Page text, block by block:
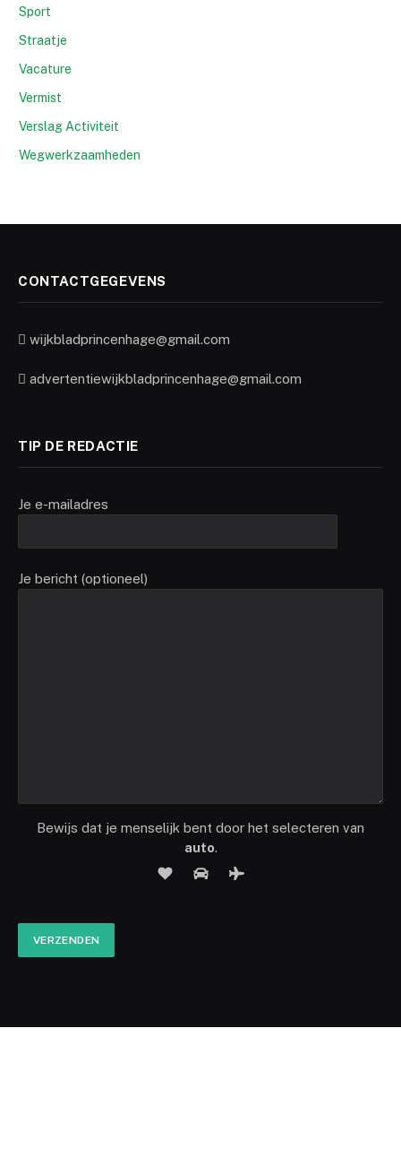
Sport
Straatje
Vacature
Vermist
Verslag Activiteit
Wegwerkzaamheden
CONTACTGEGEVENS
wijkbladprincenhage@gmail.com
advertentiewijkbladprincenhage@gmail.com
TIP DE REDACTIE
Je e-mailadres
Je bericht (optioneel)
Bewijs dat je menselijk bent door het selecteren van
auto.